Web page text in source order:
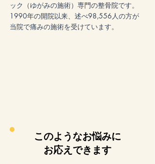
ック（ゆがみの施術）専門の整骨院です。
1990年の開院以来、述べ98,556人の方が
当院で痛みの施術を受けています。
​このようなお悩みに
お応えできます